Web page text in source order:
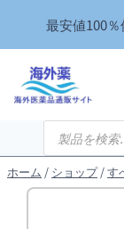
を
最安値100
商
検
索
ホーム / ショップ /す